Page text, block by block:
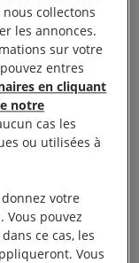
rendu public
Deficiencias
de México
pénales
que ces
marqué de
collectons
les annonces.
sur votre
entres
en cliquant
notre
cas les
ou utilisées à
donnez votre
Vous pouvez
ce cas, les
Vous